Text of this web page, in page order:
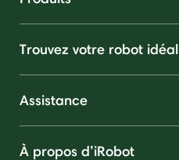
Trouvez votre robot idéal
Assistance
À propos d’iRobot